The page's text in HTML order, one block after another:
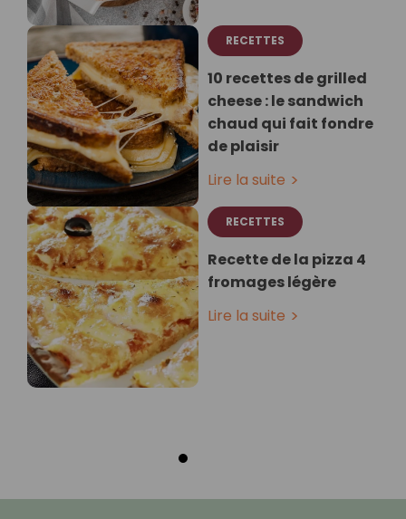
RECETTES
10 recettes de grilled
cheese : le sandwich
chaud qui fait fondre
de plaisir
Lire la suite
RECETTES
Recette de la pizza 4
fromages légère
Lire la suite